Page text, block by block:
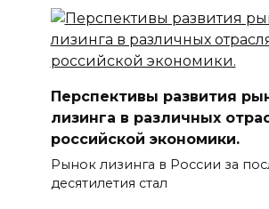
Перспективы развития
лизинга в различных
российской экономики.
Рынок лизинга в России за
десятилетия стал